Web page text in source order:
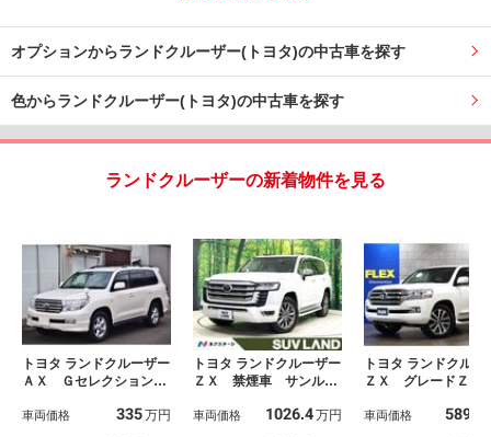
オプションからランドクルーザー(トヨタ)の中古車を探す
色からランドクルーザー(トヨタ)の中古車を探す
ランドクルーザーの新着物件を見る
トヨタ ランドクルーザー
ＡＸ Ｇセレクション
ポイラー＆リヤスカート
車両価格 335万円
トヨタ ランドクルーザー
ＺＸ 禁煙車 サンルー
周囲カメラ ＪＢＬサウ
車両価格 1026.4万円
トヨタ ランドクルー
ＺＸ グレードＺＸ
ト・トヨタ純正エン
車両価格 589.8